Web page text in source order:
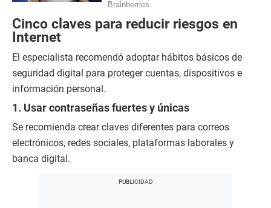
Cinco claves para reducir riesgos en
Internet
El especialista recomendó adoptar hábitos básicos de
seguridad digital para proteger cuentas, dispositivos e
información personal.
1. Usar contraseñas fuertes y únicas
Se recomienda crear claves diferentes para correos
electrónicos, redes sociales, plataformas laborales y
banca digital.